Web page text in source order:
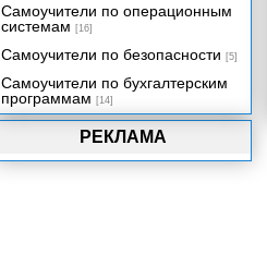
РЕКЛАМА
Использование объектов и
семейств
Модули как объекты Access
Среда программирования
Access 2002. Окно редактора
кода.
Использование окна просмотра
объектов
Самоучители по операционным
системам [16]
Самоучители по безопасности [5]
Самоучители по бухгалтерским
программам [14]